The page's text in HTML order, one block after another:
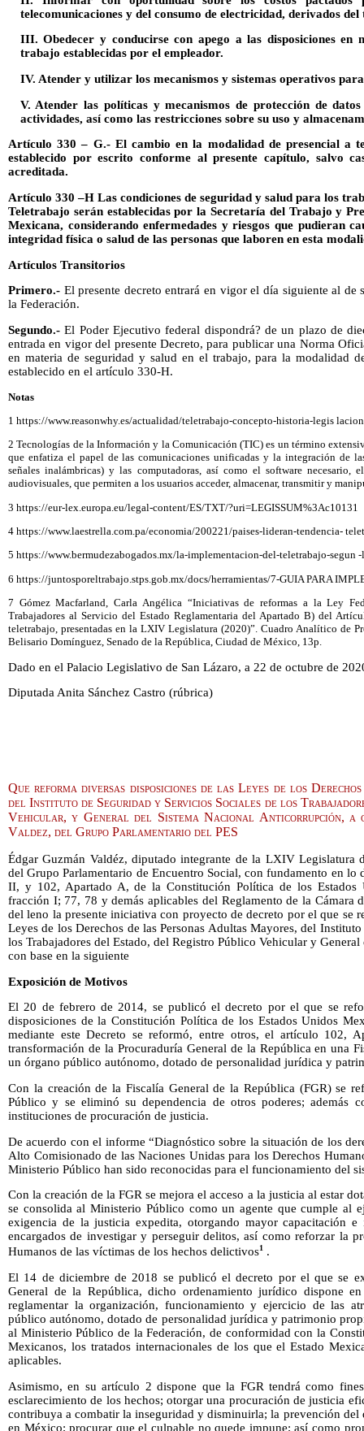
telecomunicaciones y del consumo de electricidad, derivados
III. Obedecer y conducirse con apego a las disposiciones en
trabajo establecidas por el empleador.
IV. Atender y utilizar los mecanismos y sistemas operativos
V. Atender las políticas y mecanismos de protección de
actividades, así como las restricciones sobre su uso y
Artículo 330 – G.- El cambio en la modalidad de presencial a
establecido por escrito conforme al presente capítulo, salvo
acreditada.
Artículo 330 –H Las condiciones de seguridad y salud para los
Teletrabajo serán establecidas por la Secretaría del Trabajo y
Mexicana, considerando enfermedades y riesgos que pudieran
integridad física o salud de las personas que laboren en esta
Artículos Transitorios
Primero.- El presente decreto entrará en vigor el día siguiente al
la Federación.
Segundo.-El Poder Ejecutivo federal dispondrá? de un plazo de
entrada en vigor del presente Decreto, para publicar una Norma
en materia de seguridad y salud en el trabajo, para la modalidad
establecido en el artículo 330-H.
Notas
1 https://www.reasonwhy.es/actualidad/teletrabajo-concepto-historia-legis
2 Tecnologías de la Información y la Comunicación (TIC) es un término
que enfatiza el papel de las comunicaciones unificadas y la integración de
señales inalámbricas) y las computadoras, así como el software necesario,
audiovisuales, que permiten a los usuarios acceder, almacenar, transmitir y
3 https://eur-lex.europa.eu/legal-content/ES/TXT/?uri=LEGISSUM%3Ac10131
4 https://www.laestrella.com.pa/economia/200221/paises-lideran-tendencia-
5 https://www.bermudezabogados.mx/la-implementacion-del-teletrabajo-segun -
6 https://juntosporeltrabajo.stps.gob.mx/docs/herramientas/7-GUIA PARA
7 Gómez Macfarland, Carla Angélica “Iniciativas de reformas a la Ley
Trabajadores al Servicio del Estado Reglamentaria del Apartado B) del
teletrabajo, presentadas en la LXIV Legislatura (2020)”. Cuadro Analítico de
Belisario Domínguez, Senado de la República, Ciudad de México, 13p.
Dado en el Palacio Legislativo de San Lázaro, a 22 de octubre de
Diputada Anita Sánchez Castro (rúbrica)
Que reforma diversas disposiciones de las Leyes de los
del Instituto de Seguridad y Servicios Sociales de los
Vehicular, y General del Sistema Nacional Anticorrupción, a
Valdez, del Grupo Parlamentario del PES
Édgar Guzmán Valdéz, diputado integrante de la LXIV Legislatura
del Grupo Parlamentario de Encuentro Social, con fundamento en lo
II, y 102, Apartado A, de la Constitución Política de los
fracción I; 77, 78 y demás aplicables del Reglamento de la Cámara
del leno la presente iniciativa con proyecto de decreto por el que se
Leyes de los Derechos de las Personas Adultas Mayores, del
los Trabajadores del Estado, del Registro Público Vehicular y
con base en la siguiente
Exposición de Motivos
El 20 de febrero de 2014, se publicó el decreto por el que se
disposiciones de la Constitución Política de los Estados Unidos
mediante este Decreto se reformó, entre otros, el artículo 102,
transformación de la Procuraduría General de la República en una
un órgano público autónomo, dotado de personalidad jurídica y
Con la creación de la Fiscalía General de la República (FGR) se
Público y se eliminó su dependencia de otros poderes; además
instituciones de procuración de justicia.
De acuerdo con el informe “Diagnóstico sobre la situación de los
Alto Comisionado de las Naciones Unidas para los Derechos
Ministerio Público han sido reconocidas para el funcionamiento del
Con la creación de la FGR se mejora el acceso a la justicia al estar
se consolida al Ministerio Público como un agente que cumple al
exigencia de la justicia expedita, otorgando mayor capacitación
encargados de investigar y perseguir delitos, así como reforzar la
Humanos de las víctimas de los hechos delictivos1 .
El 14 de diciembre de 2018 se publicó el decreto por el que se
General de la República, dicho ordenamiento jurídico dispone
reglamentar la organización, funcionamiento y ejercicio de las
público autónomo, dotado de personalidad jurídica y patrimonio
al Ministerio Público de la Federación, de conformidad con la
Mexicanos, los tratados internacionales de los que el Estado
aplicables.
Asimismo, en su artículo 2 dispone que la FGR tendrá como
esclarecimiento de los hechos; otorgar una procuración de justicia
contribuya a combatir la inseguridad y disminuirla; la prevención del
en México; procurar que el culpable no quede impune; así como